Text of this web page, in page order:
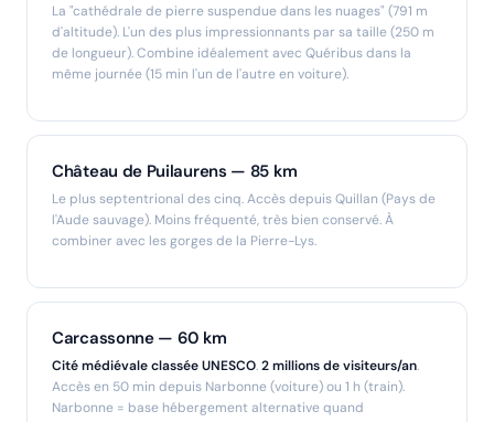
La "cathédrale de pierre suspendue dans les nuages" (791 m
d'altitude). L'un des plus impressionnants par sa taille (250 m
de longueur). Combine idéalement avec Quéribus dans la
même journée (15 min l'un de l'autre en voiture).
Château de Puilaurens — 85 km
Le plus septentrional des cinq. Accès depuis Quillan (Pays de
l'Aude sauvage). Moins fréquenté, très bien conservé. À
combiner avec les gorges de la Pierre-Lys.
Carcassonne — 60 km
Cité médiévale classée UNESCO.2 millions de visiteurs/an.
Accès en 50 min depuis Narbonne (voiture) ou 1 h (train).
Narbonne = base hébergement alternative quand